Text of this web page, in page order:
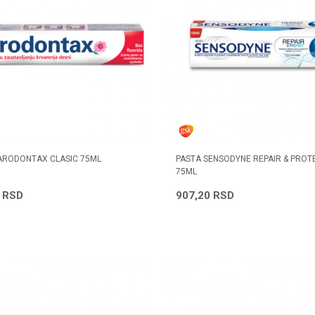
CLASIC 75ML
RSD
PASTA SENSODYNE REPAIR &
75ML
907,20 RSD